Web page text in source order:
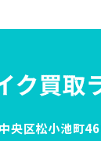
央区松小池町